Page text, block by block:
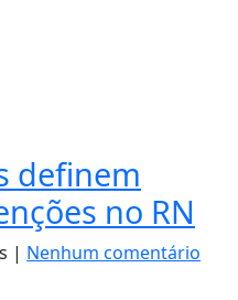
definem
no RN
| Nenhum comentário